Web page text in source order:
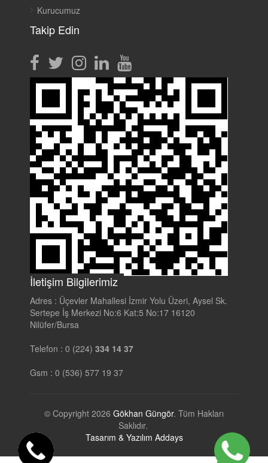
Kurucumuz
Takip Edin
İletişim Bilgilerimiz
Adres : Üçevler Mahallesi İzmir Yolu Üzeri, Aysel Sk.
Sertepe İş Merkezi No:6 Kat:5 No:17 16120
Nilüfer/Bursa
Telefon : 0 (224) 334 14 37
Gsm : 0 (536) 577 19 37
© Copyright 2026 Gökhan Güngör. Tüm Hakları
Saklıdır.
Tasarım & Yazılım Addays